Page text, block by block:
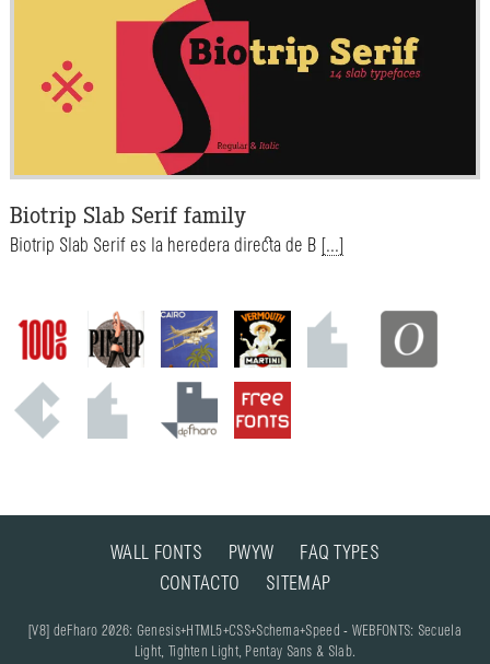
Biotrip Slab Serif family
Biotrip Slab Serif es la heredera directa de B [...]
WALL FONTS PWYW
FAQ TYPES
CONTACTO
SITEMAP
[V8] deFharo 2026: Genesis+HTML5+CSS+Schema+Speed - WEBFONTS: Secuela
Light, Tighten Light, Pentay Sans & Slab.